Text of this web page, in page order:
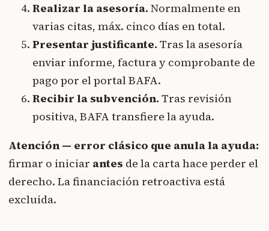
Realizar la asesoría. Normalmente en
varias citas, máx. cinco días en total.
Presentar justificante. Tras la asesoría
enviar informe, factura y comprobante de
pago por el portal BAFA.
Recibir la subvención. Tras revisión
positiva, BAFA transfiere la ayuda.
Atención — error clásico que anula la ayuda:
firmar o iniciar antes de la carta hace perder el
derecho. La financiación retroactiva está
excluida.